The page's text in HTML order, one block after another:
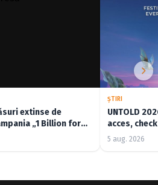
extinse de
„1 Billion for
ŞTIRI
UNTOLD
acces,
5 aug. 2026